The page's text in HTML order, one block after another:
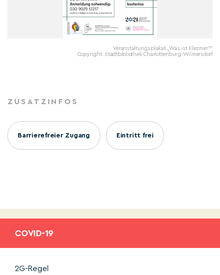
Veranstaltungsplakat „Was ist Klezmer?“
Copyright: Stadtbibliothek Charlottenburg-Wilmersdorf
ZUSATZINFOS
Barrierefreier Zugang Eintritt frei
COVID-19
2G-Regel